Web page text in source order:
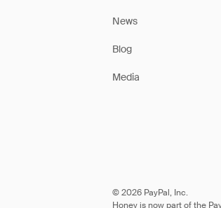
News
Blog
Media
© 2026 PayPal, Inc.
Honey is now part of the